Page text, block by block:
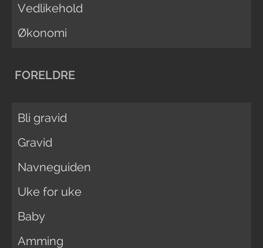
Vedlikehold
Økonomi
FORELDRE
Bli gravid
Gravid
Navneguiden
Uke for uke
Baby
Amming